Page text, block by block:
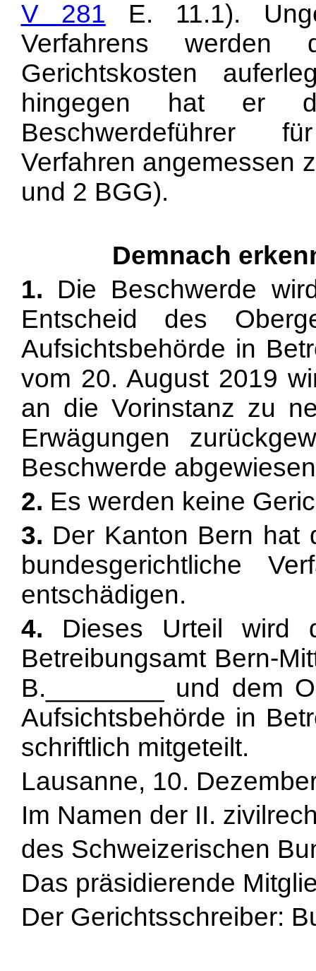
V 281 E. 11.1).
Verfahrens
Gerichtskosten
hingegen hat er
Beschwerdeführer
Verfahren angemessen
und 2 BGG).
Demnach
1. Die Beschwerde
Entscheid des
Aufsichtsbehörde in
vom 20. August 2019
an die Vorinstanz zu
Erwägungen
Beschwerde
2. Es werden keine
3. Der Kanton Bern hat
bundesgerichtliche
entschädigen.
4. Dieses Urteil wird
Betreibungsamt Bern-
B.________ und dem
Aufsichtsbehörde in
schriftlich mitgeteilt.
Lausanne, 10.
Im Namen der II.
des Schweizerischen
Das präsidierende
Der Gerichtsschreiber: